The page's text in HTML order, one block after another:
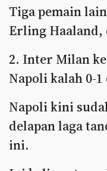
Tiga pemain
Erling Haaland,
2. Inter Milan
Napoli kalah 0-
Napoli kini
delapan laga
ini.